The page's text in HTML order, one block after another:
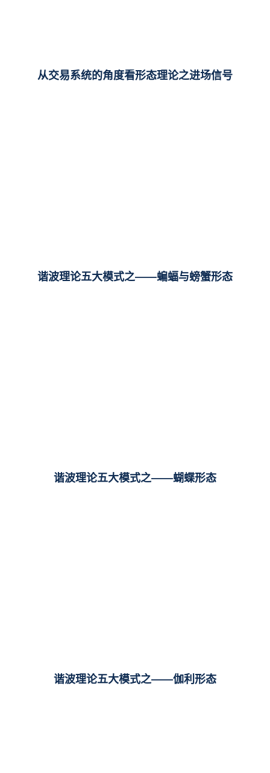
从交易系统的角度看形态理论之进场信号
谐波理论五大模式之——蝙蝠与螃蟹形态
谐波理论五大模式之——蝴蝶形态
谐波理论五大模式之——伽利形态